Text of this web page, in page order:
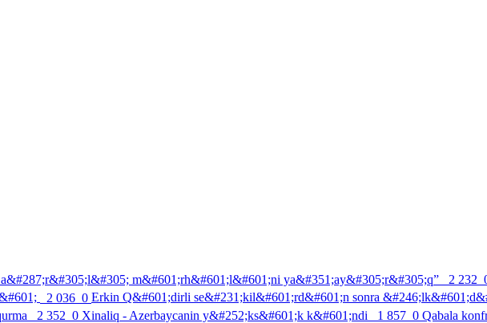
m&#601;rh&#601;l&#601;ni ya&#351;ay&#305;r&#305;q” 2 232
2 036 0 Erkin Q&#601;dirli se&#231;kil&#601;rd&#601;n sonra
2 352 0 Xinaliq - Azerbaycanin y&#252;ks&#601;k k&#601;ndi 1 857 0 Qabala